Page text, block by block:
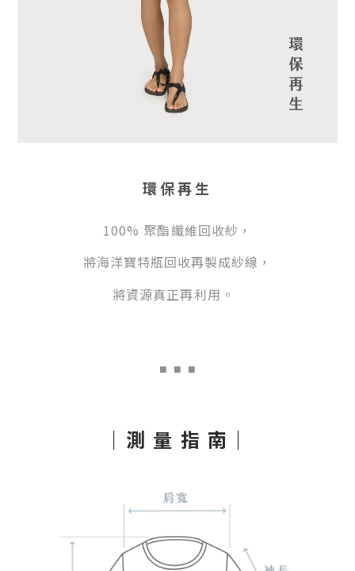
環保再生
100% 聚酯纖維回收紗，
將海洋寶特瓶回收再製成紗線，
將資源真正再利用。
■ ■ ■
｜測 量 指 南｜